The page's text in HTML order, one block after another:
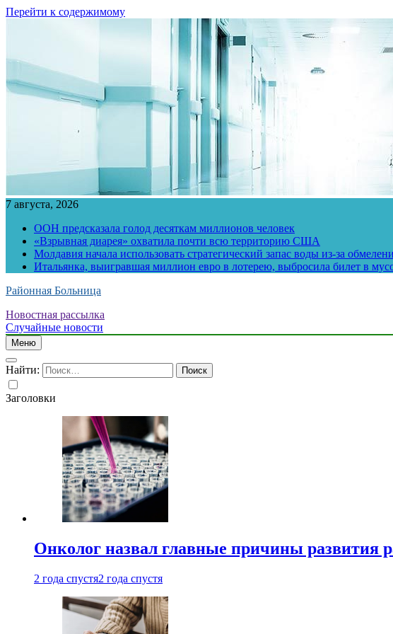
Перейти к содержимому
7 августа, 2026
ООН предсказала голод десяткам миллионов человек
«Взрывная диарея» охватила почти всю территорию США
Молдавия начала использовать стратегический запас воды из-за
Итальянка, выигравшая миллион евро в лотерею, выбросила билет в
Районная Больница
Новостная рассылка
Случайные новости
Меню
Найти:
Заголовки
Онколог назвал главные причины развития
2 года спустя2 года спустя